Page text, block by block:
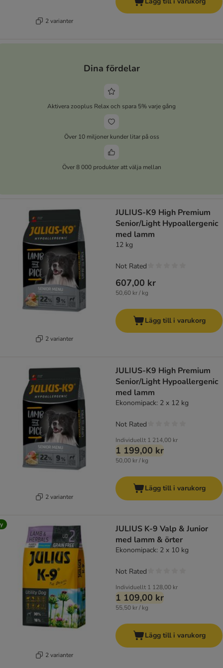
2 varianter
Dina fördelar
Aktivera zooplus Relax och spara 5% varje gång
Över 10 miljoner kunder litar på oss
Över 8 000 produkter att välja mellan
2 varianter
JULIUS-K9 High Premium
Senior/Light Hypoallergenic
med lamm
12 kg
607,00 kr
50,60 kr / kg
Not Rated
Lägg till i varukorg
2 varianter
JULIUS-K9 High Premium
Senior/Light Hypoallergenic
med lamm
Ekonomipack: 2 x 12 kg
Individuellt 1 214,00 kr
1 199,00 kr
50,00 kr / kg
Not Rated
Lägg till i varukorg
2 varianter
JULIUS K-9 Valp & Junior
med lamm & örter
Ekonomipack: 2 x 10 kg
Individuellt 1 128,00 kr
1 109,00 kr
55,50 kr / kg
Not Rated
Lägg till i varukorg